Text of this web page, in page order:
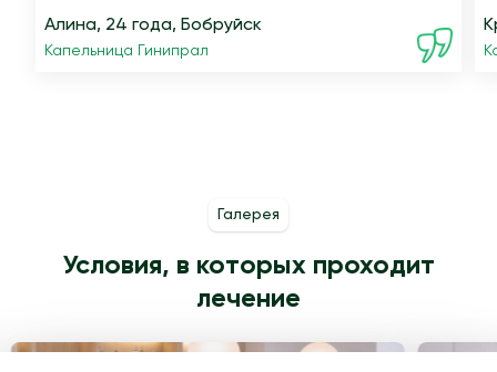
Алина, 24 года, Бобруйск
Капельница Гинипрал
Галерея
Условия, в которых проходит
лечение